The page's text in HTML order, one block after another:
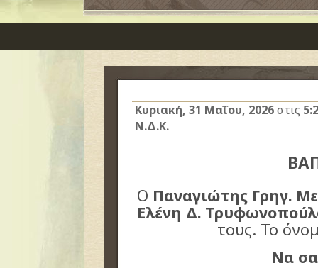
Κυριακή, 31 Μαΐου, 2026στις
Ν.Δ.Κ.
Ο Παναγιώτης Γρηγ.
Ελένη Δ.
τους. Το
Να